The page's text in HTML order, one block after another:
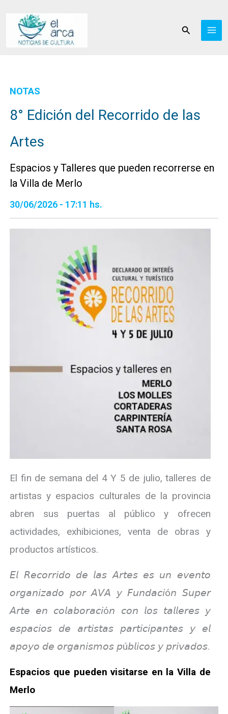
contenido
Buscar
NOTAS
8° Edición del Recorrido de las
Artes
Espacios y Talleres que pueden recorrerse en
la Villa de Merlo
30/06/2026 - 17:11 hs.
El fin de semana del 4 Y 5 de julio, talleres de
artistas y espacios culturales de la provincia
abren sus puertas al público y ofrecen
actividades, exhibiciones, venta de obras y
productos artísticos.
𝘌𝘭 𝘙𝘦𝘤𝘰𝘳𝘳𝘪𝘥𝘰 𝘥𝘦 𝘭𝘢𝘴 𝘈𝘳𝘵𝘦𝘴 𝘦𝘴 𝘶𝘯 𝘦𝘷𝘦𝘯𝘵𝘰
𝘰𝘳𝘨𝘢𝘯𝘪𝘻𝘢𝘥𝘰 𝘱𝘰𝘳 𝘈𝘝𝘈 𝘺 𝘍𝘶𝘯𝘥𝘢𝘤𝘪ó𝘯 𝘚𝘶𝘱𝘦𝘳
𝘈𝘳𝘵𝘦 𝘦𝘯 𝘤𝘰𝘭𝘢𝘣𝘰𝘳𝘢𝘤𝘪ó𝘯 𝘤𝘰𝘯 𝘭𝘰𝘴 𝘵𝘢𝘭𝘭𝘦𝘳𝘦𝘴 𝘺
𝘦𝘴𝘱𝘢𝘤𝘪𝘰𝘴 𝘥𝘦 𝘢𝘳𝘵𝘪𝘴𝘵𝘢𝘴 𝘱𝘢𝘳𝘵𝘪𝘤𝘪𝘱𝘢𝘯𝘵𝘦𝘴 𝘺 𝘦𝘭
𝘢𝘱𝘰𝘺𝘰 𝘥𝘦 𝘰𝘳𝘨𝘢𝘯𝘪𝘴𝘮𝘰𝘴 𝘱ú𝘣𝘭𝘪𝘤𝘰𝘴 𝘺 𝘱𝘳𝘪𝘷𝘢𝘥𝘰𝘴.
Espacios que pueden visitarse en la Villa de
Merlo